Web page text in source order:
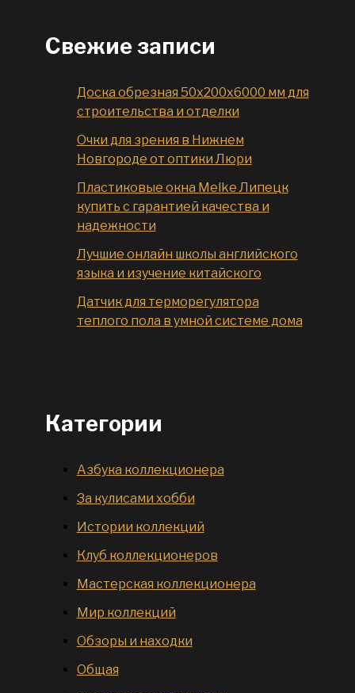
Свежие записи
Доска обрезная 50x200x6000 мм для
строительства и отделки
Очки для зрения в Нижнем
Новгороде от оптики Люри
Пластиковые окна Melke Липецк
купить с гарантией качества и
надежности
Лучшие онлайн школы английского
языка и изучение китайского
Датчик для терморегулятора
теплого пола в умной системе дома
Категории
Азбука коллекционера
За кулисами хобби
Истории коллекций
Клуб коллекционеров
Мастерская коллекционера
Мир коллекций
Обзоры и находки
Общая